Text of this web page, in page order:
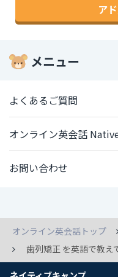
ア
メニュー
よくあるご質問
オンライン英会話
お問い合わせ
オンライン英会話トップ
歯列矯正 を英語で教え